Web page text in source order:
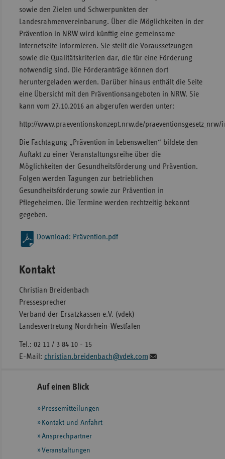
sowie den Zielen und Schwerpunkten der
Landesrahmenvereinbarung. Über die Möglichkeiten in der
Prävention in NRW wird künftig eine gemeinsame
Internetseite informieren. Sie stellt die Voraussetzungen
sowie die Qualitätskriterien dar, die für eine Förderung
notwendig sind. Die Förderanträge können dort
heruntergeladen werden. Darüber hinaus enthält die Seite
eine Übersicht mit den Präventionsangeboten in NRW. Sie
kann vom 27.10.2016 an abgerufen werden unter:
http://www.praeventionskonzept.nrw.de/praeventionsgesetz_nrw/
Die Fachtagung „Prävention in Lebenswelten“ bildete den
Auftakt zu einer Veranstaltungsreihe über die
Möglichkeiten der Gesundheitsförderung und Prävention.
Folgen werden Tagungen zur betrieblichen
Gesundheitsförderung sowie zur Prävention in
Pflegeheimen. Die Termine werden rechtzeitig bekannt
gegeben.
Download: Prävention.pdf
Kontakt
Christian Breidenbach
Pressesprecher
Verband der Ersatzkassen e.V. (vdek)
Landesvertretung Nordrhein-Westfalen
Tel.: 02 11 / 3 84 10 - 15
E-Mail: christian.breidenbach@vdek.com
Seitennavigation
Seitenleiste
weiteren
Informationen
Auf einen Blick
Pressemitteilungen
Kontakt und Anfahrt
Ansprechpartner
Veranstaltungen